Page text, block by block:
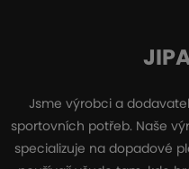
Jsme výrobci a
sportovních potřeb. Naše
specializuje na dopadové